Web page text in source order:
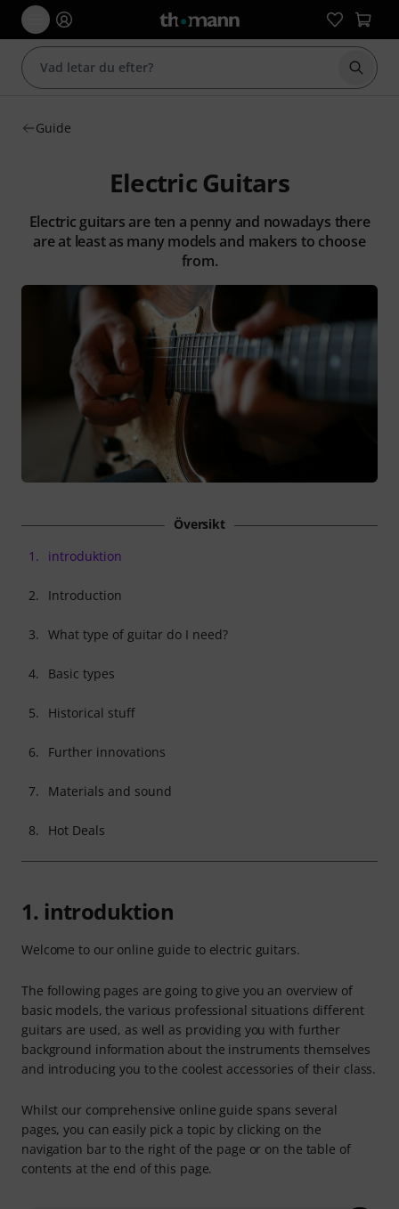
Börja
Guide
Electric Guitars
Electric guitars are ten a penny and nowadays there
are at least as many models and makers to choose
from.
Översikt
1.
introduktion
2. Introduction
3. What type of guitar do I need?
4. Basic types
5. Historical stuff
6. Further innovations
7. Materials and sound
8. Hot Deals
1. introduktion
Welcome to our online guide to electric guitars.
The following pages are going to give you an overview of
basic models, the various professional situations different
guitars are used, as well as providing you with further
background information about the instruments themselves
and introducing you to the coolest accessories of their class.
Whilst our comprehensive online guide spans several
pages, you can easily pick a topic by clicking on the
navigation bar to the right of the page or on the table of
contents at the end of this page.